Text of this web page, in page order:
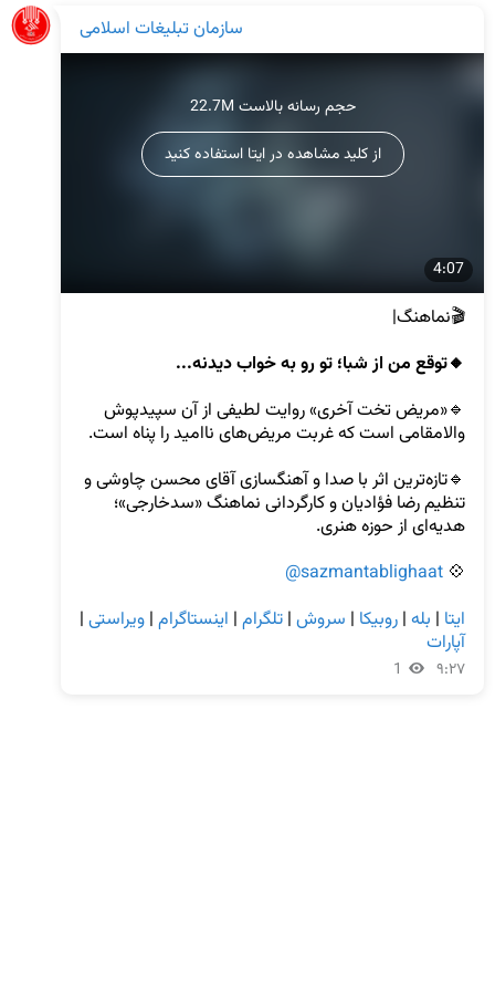
سازمان تبلیغات اسلامی
4:07
22.7M حجم رسانه بالاست
از کلید مشاهده در ایتا استفاده کنید
🎬نماهنگ|
🔸توقع من از شبا؛ تو رو به خواب دیدنه...
💠
@sazmantablighaat
ایتا | بله | روبیکا | سروش | تلگرام | اینستاگرام | ویراستی |
آپارات
1 ۹:۲۷